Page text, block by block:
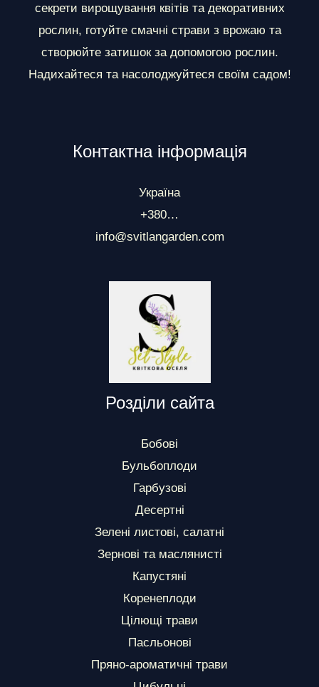
секрети вирощування квітів та декоративних
рослин, готуйте смачні страви з врожаю та
створюйте затишок за допомогою рослин.
Надихайтеся та насолоджуйтеся своїм садом!
Контактна інформація
Україна
+380…
info@svitlangarden.com
Розділи сайта
Бобові
Бульбоплоди
Гарбузові
Десертні
Зелені листові, салатні
Зернові та маслянисті
Капустяні
Коренеплоди
Цілющі трави
Пасльонові
Пряно-ароматичні трави